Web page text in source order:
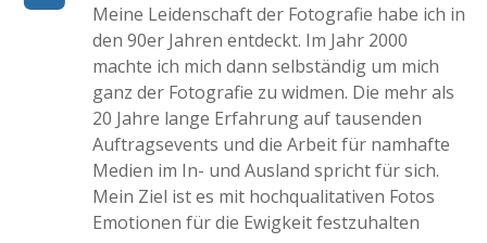
Meine Leidenschaft der Fotografie habe ich in
den 90er Jahren entdeckt. Im Jahr 2000
machte ich mich dann selbständig um mich
ganz der Fotografie zu widmen. Die mehr als
20 Jahre lange Erfahrung auf tausenden
Auftragsevents und die Arbeit für namhafte
Medien im In- und Ausland spricht für sich.
Mein Ziel ist es mit hochqualitativen Fotos
Emotionen für die Ewigkeit festzuhalten